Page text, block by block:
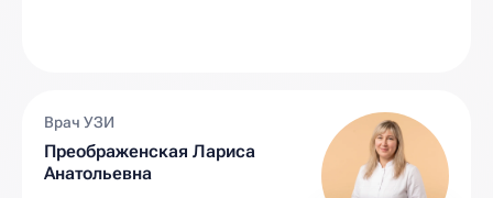
Врач УЗИ
Преображенская Лариса
Анатольевна